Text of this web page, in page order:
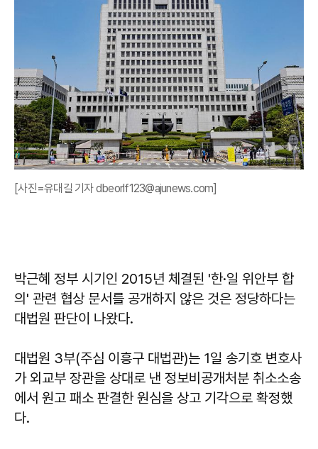
[사진=유대길 기자 dbeorlf123@ajunews.com]
박근혜 정부 시기인 2015년 체결된 '한·일 위안부 합
의' 관련 협상 문서를 공개하지 않은 것은 정당하다는
대법원 판단이 나왔다.
대법원 3부(주심 이흥구 대법관)는 1일 송기호 변호사
가 외교부 장관을 상대로 낸 정보비공개처분 취소소송
에서 원고 패소 판결한 원심을 상고 기각으로 확정했
다.